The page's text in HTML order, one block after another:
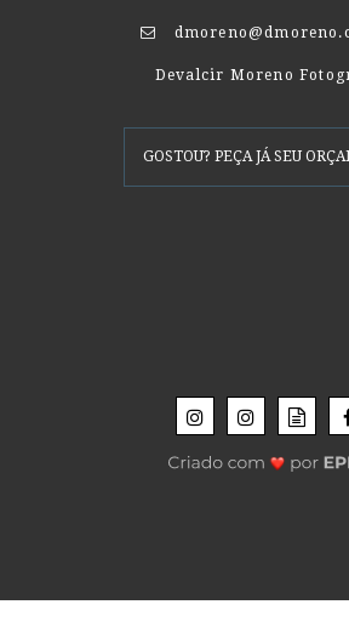
Devalcir Moreno
GOSTOU? PEÇA JÁ SEU